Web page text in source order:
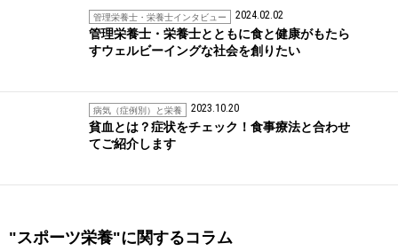
管理栄養士・栄養士インタビュー 2024.02.02
管理栄養士・栄養士とともに食と健康がもたら
すウェルビーイングな社会を創りたい
病気（症例別）と栄養 2023.10.20
貧血とは？症状をチェック！食事療法と合わせ
てご紹介します
"スポーツ栄養"に関するコラム